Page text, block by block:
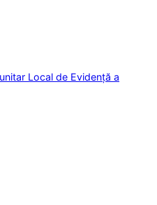
Local de Evidență a